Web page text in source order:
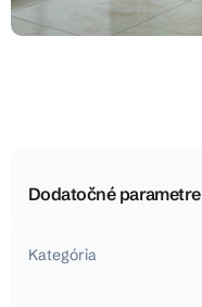
Dodatočné parametre
Kategória